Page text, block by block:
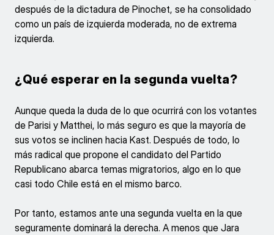
después de la dictadura de Pinochet, se ha consolidado
como un país de izquierda moderada, no de extrema
izquierda.
¿Qué esperar en la segunda vuelta?
Aunque queda la duda de lo que ocurrirá con los votantes
de Parisi y Matthei, lo más seguro es que la mayoría de
sus votos se inclinen hacia Kast. Después de todo, lo
más radical que propone el candidato del Partido
Republicano abarca temas migratorios, algo en lo que
casi todo Chile está en el mismo barco.
Por tanto, estamos ante una segunda vuelta en la que
seguramente dominará la derecha. A menos que Jara